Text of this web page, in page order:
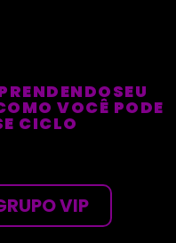
VOCÊ PODE
CICLO
VIP